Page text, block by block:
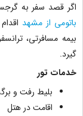
اگر قصد سفر به
باتومی از مشهد
بیمه مسافرتی،
گیرد.
خدمات تور
بلیط رفت و
اقامت در هتل